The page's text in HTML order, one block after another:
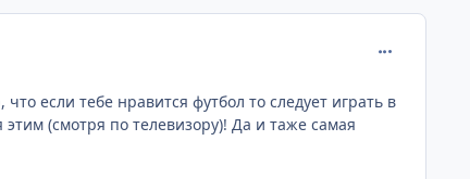
если тебе нравится футбол то следует играть в
(смотря по телевизору)! Да и таже самая